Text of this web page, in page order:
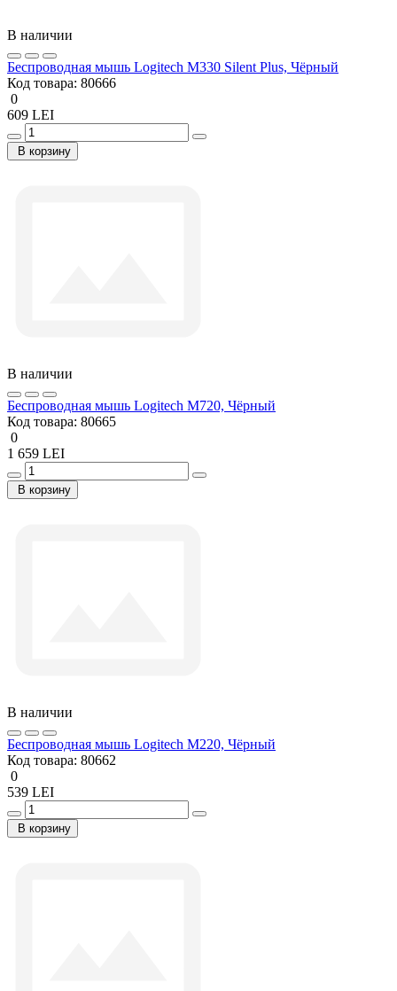
В наличии
Беcпроводная мышь Logitech M330 Silent Plus, Чёрный
Код товара: 80666
0
609 LEI
В корзину
В наличии
Беcпроводная мышь Logitech M720, Чёрный
Код товара: 80665
0
1 659 LEI
В корзину
В наличии
Беcпроводная мышь Logitech M220, Чёрный
Код товара: 80662
0
539 LEI
В корзину